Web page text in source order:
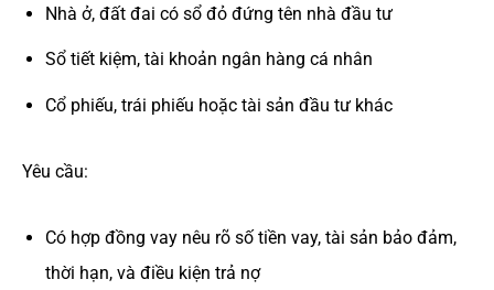
Nhà ở, đất đai có sổ đỏ đứng tên nhà đầu tư
Sổ tiết kiệm, tài khoản ngân hàng cá nhân
Cổ phiếu, trái phiếu hoặc tài sản đầu tư khác
Yêu cầu:
Có hợp đồng vay nêu rõ số tiền vay, tài sản bảo đảm,
thời hạn, và điều kiện trả nợ